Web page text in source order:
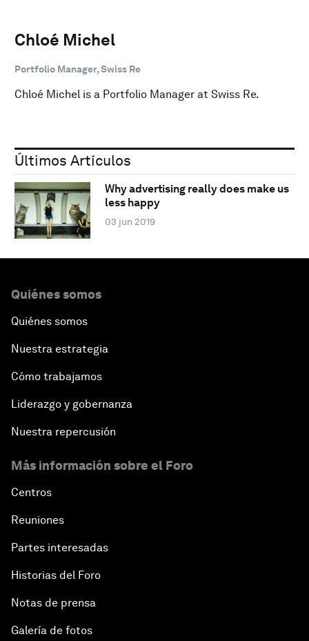
Chloé Michel
Portfolio Manager, Swiss Re
Chloé Michel is a Portfolio Manager at Swiss Re.
Últimos Artículos
Why advertising really does make us
less happy
03 jun 2019
Quiénes somos
Quiénes somos
Nuestra estrategia
Cómo trabajamos
Liderazgo y gobernanza
Nuestra repercusión
Más información sobre el Foro
Centros
Reuniones
Partes interesadas
Historias del Foro
Notas de prensa
Galería de fotos